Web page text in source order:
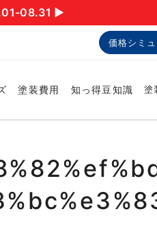
08.31 ▶︎
価格シミ
塗装費用 知っ得豆知識 塗